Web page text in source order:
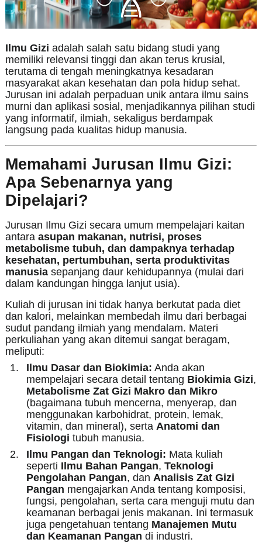
Ilmu Gizi adalah salah satu bidang studi yang
memiliki relevansi tinggi dan akan terus krusial,
terutama di tengah meningkatnya kesadaran
masyarakat akan kesehatan dan pola hidup sehat.
Jurusan ini adalah perpaduan unik antara ilmu sains
murni dan aplikasi sosial, menjadikannya pilihan studi
yang informatif, ilmiah, sekaligus berdampak
langsung pada kualitas hidup manusia.
Memahami Jurusan Ilmu Gizi:
Apa Sebenarnya yang
Dipelajari?
Jurusan Ilmu Gizi secara umum mempelajari kaitan
antara asupan makanan, nutrisi, proses
metabolisme tubuh, dan dampaknya terhadap
kesehatan, pertumbuhan, serta produktivitas
manusiasepanjang daur kehidupannya (mulai dari
dalam kandungan hingga lanjut usia).
Kuliah di jurusan ini tidak hanya berkutat pada diet
dan kalori, melainkan membedah ilmu dari berbagai
sudut pandang ilmiah yang mendalam. Materi
perkuliahan yang akan ditemui sangat beragam,
meliputi:
Ilmu Dasar dan Biokimia: Anda akan
mempelajari secara detail tentang Biokimia Gizi,
Metabolisme Zat Gizi Makro dan Mikro
(bagaimana tubuh mencerna, menyerap, dan
menggunakan karbohidrat, protein, lemak,
vitamin, dan mineral), serta Anatomi dan
Fisiologi tubuh manusia.
Ilmu Pangan dan Teknologi: Mata kuliah
seperti Ilmu Bahan Pangan, Teknologi
Pengolahan Pangan, dan Analisis Zat Gizi
Pangan mengajarkan Anda tentang komposisi,
fungsi, pengolahan, serta cara menguji mutu dan
keamanan berbagai jenis makanan. Ini termasuk
juga pengetahuan tentang Manajemen Mutu
dan Keamanan Pangan di industri.